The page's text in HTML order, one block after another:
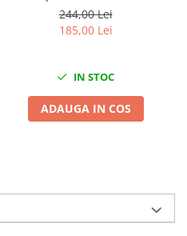
spuma
244,00 Lei
185,00 Lei
IN STOC
ADAUGA IN COS